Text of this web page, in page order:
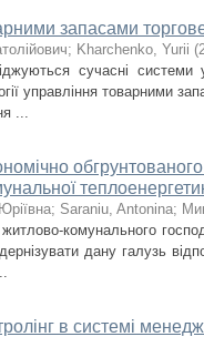
запасами
; Kharchenko, Yurii (
сучасні системи
управління товарними
...
; Saraniu, Antonina;
комунального
дану галузь
в системі